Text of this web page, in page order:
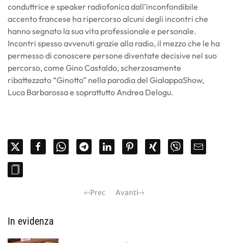
conduttrice e speaker radiofonica dall’inconfondibile
accento francese ha ripercorso alcuni degli incontri che
hanno segnato la sua vita professionale e personale.
Incontri spesso avvenuti grazie alla radio, il mezzo che le ha
permesso di conoscere persone diventate decisive nel suo
percorso, come Gino Castaldo, scherzosamente
ribattezzato “Ginotto” nella parodia del GialappaShow,
Luca Barbarossa e soprattutto Andrea Delogu.
Prec Avanti
In evidenza